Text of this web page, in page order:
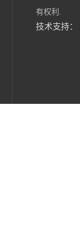
有权利.
技术支持：